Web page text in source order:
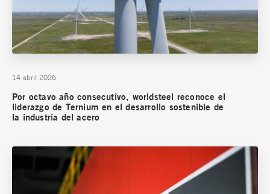
14 abril 2026
Por octavo año consecutivo, worldsteel reconoce el
liderazgo de Ternium en el desarrollo sostenible de
la industria del acero